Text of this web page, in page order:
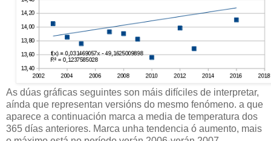
As dúas gráficas seguintes son máis difíciles de interpretar,
aínda que representan versións do mesmo fenómeno. a que
aparece a continuación marca a media de temperatura dos
365 días anteriores. Marca unha tendencia ó aumento, mais